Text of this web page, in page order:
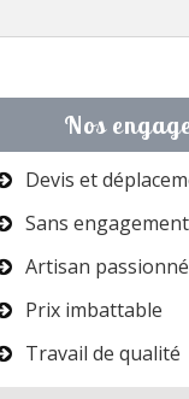
Nos
Devis et
Sans engagement
Artisan passionné
Prix imbattable
Travail de qualité